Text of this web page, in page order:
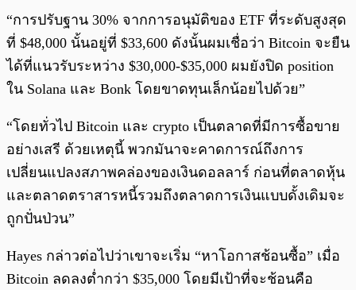
“การปรับฐาน 30% จากการอนุมัติของ ETF ที่ระดับสูงสุด
ที่ $48,000 นั้นอยู่ที่ $33,600 ดังนั้นผมเชื่อว่า Bitcoin จะยืน
ได้ที่แนวรับระหว่าง $30,000-$35,000 ผมยังปิด position
ใน Solana และ Bonk โดยขาดทุนเล็กน้อยไปด้วย”
“โดยทั่วไป Bitcoin และ crypto เป็นตลาดที่มีการซื้อขาย
อย่างเสรี ด้วยเหตุนี้ พวกมันาจะคาดการณ์ถึงการ
เปลี่ยนแปลงสภาพคล่องของเงินดอลลาร์ ก่อนที่ตลาดหุ้น
และตลาดตราสารหนี้รวมถึงตลาดการเงินแบบดั้งเดิมจะ
ถูกปั่นป่วน”
Hayes กล่าวต่อไปว่าเขาจะเริ่ม “หาโอกาสช้อนซื้อ” เมื่อ
Bitcoin ลดลงต่ำกว่า $35,000 โดยมีเป้าที่จะช้อนคือ